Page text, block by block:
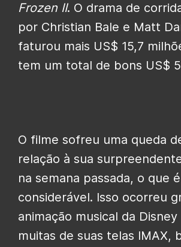
Frozen II. O drama de
por Christian Bale e Matt
faturou mais US$ 15,7
tem um total de bons US$
O filme sofreu uma queda
relação à sua
na semana passada, o que
considerável. Isso ocorreu
animação musical da
muitas de suas telas IMAX,